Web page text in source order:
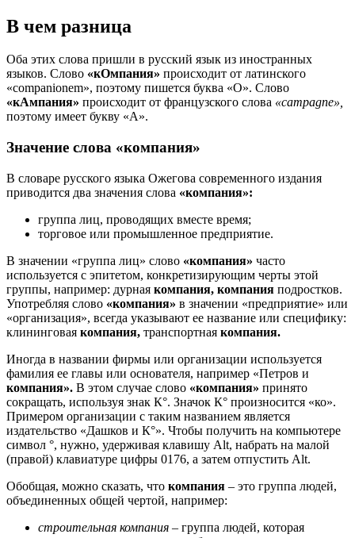
В чем разница
Оба этих слова пришли в русский язык из иностранных
языков. Слово «кОмпания» происходит от латинского
«companionem», поэтому пишется буква «О». Слово
«кАмпания» происходит от французского слова «campagne»,
поэтому имеет букву «А».
Значение слова «компания»
В словаре русского языка Ожегова современного издания
приводится два значения слова «компания»:
группа лиц, проводящих вместе время;
торговое или промышленное предприятие.
В значении «группа лиц» слово «компания» часто
используется с эпитетом, конкретизирующим черты этой
группы, например: дурная компания, компания подростков.
Употребляя слово «компания» в значении «предприятие» или
«организация», всегда указывают ее название или специфику:
клининговая компания, транспортная компания.
Иногда в названии фирмы или организации используется
фамилия ее главы или основателя, например «Петров и
компания». В этом случае слово «компания» принято
сокращать, используя знак К°. Значок К° произносится «ко».
Примером организации с таким названием является
издательство «Дашков и К°». Чтобы получить на компьютере
символ °, нужно, удерживая клавишу Alt, набрать на малой
(правой) клавиатуре цифры 0176, а затем отпустить Alt.
Обобщая, можно сказать, что компания – это группа людей,
объединенных общей чертой, например:
строительная компания – группа людей, которая